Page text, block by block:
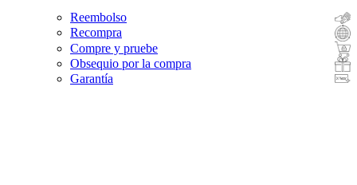
Reembolso
Recompra
Compre y pruebe
Obsequio por la compra
Garantía